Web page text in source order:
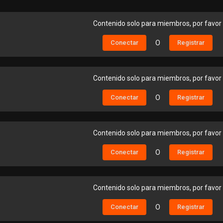
Contenido solo para miembros, por favor
Conectar O Registrar
Contenido solo para miembros, por favor
Conectar O Registrar
Contenido solo para miembros, por favor
Conectar O Registrar
Contenido solo para miembros, por favor
Conectar O Registrar